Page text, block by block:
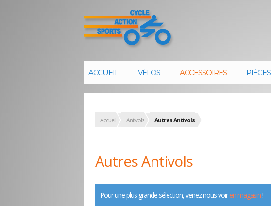
ACCUEIL VÉLOS ACCESSOIRES PIÈCES
Accueil Antivols Autres Antivols
Autres Antivols
Pour une plus grande sélection, venez nous voiren magasin!